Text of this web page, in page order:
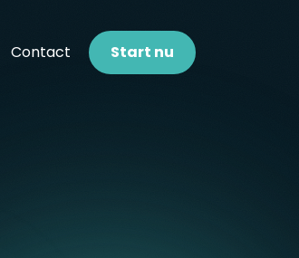
Contact Start nu